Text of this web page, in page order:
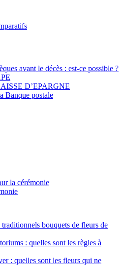
avant le décès : est-ce possible ?
D’EPARGNE
Banque postale
la cérémonie
bouquets de fleurs de
: quelles sont les règles à
: quelles sont les fleurs qui ne